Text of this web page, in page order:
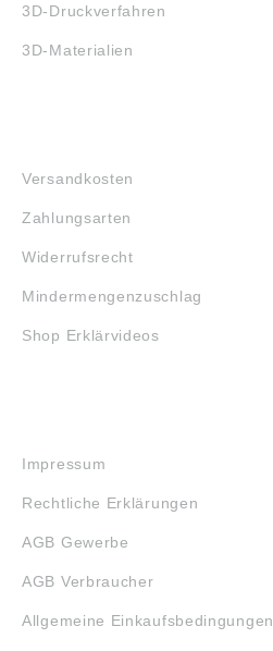
3D-Druckverfahren
3D-Materialien
Versandkosten
Zahlungsarten
Widerrufsrecht
Mindermengenzuschlag
Shop Erklärvideos
Impressum
Rechtliche Erklärungen
AGB Gewerbe
AGB Verbraucher
Allgemeine Einkaufsbedingungen